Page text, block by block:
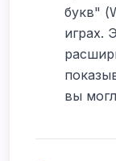
букв"
играх.
вы